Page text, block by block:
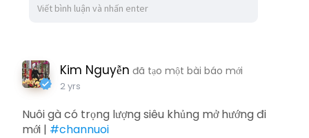
Kim Nguyễn đã tạo một bài báo mới
2 yrs
Nuôi gà có trọng lượng siêu khủng mở hướng đi
mới | #channuoi